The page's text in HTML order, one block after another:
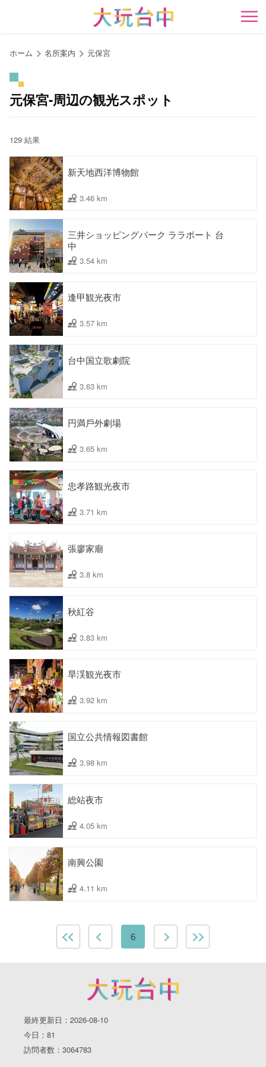
開
ホーム 名所案内 元保宮
元保宮-周辺の観光スポット
129 結果
新天地西洋博物館
3.46 km
三井ショッピングパーク ララポート 台
中
3.54 km
逢甲観光夜市
3.57 km
台中国立歌劇院
3.63 km
円満戶外劇場
3.65 km
忠孝路観光夜市
3.71 km
張廖家廟
3.8 km
秋紅谷
3.83 km
旱渓観光夜市
3.92 km
国立公共情報図書館
3.98 km
総站夜市
4.05 km
南興公園
4.11 km
6
最終更新日：2026-08-10
今日：81
訪問者数：3064783